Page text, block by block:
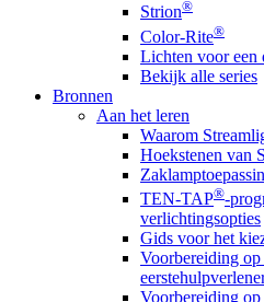
Strion®
Color-Rite®
Lichten voor een
Bekijk alle series
Bronnen
Aan het leren
Waarom
Hoekstenen van
TEN-TAP®-
verlichtingsopties
Gids voor het
Voorbereiding
Voorbereiding op